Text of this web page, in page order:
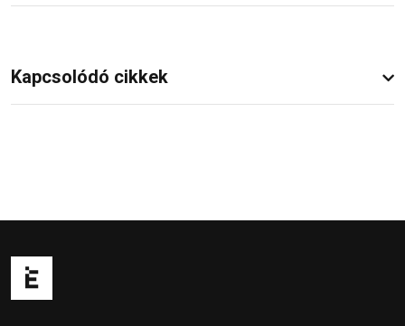
Kapcsolódó cikkek